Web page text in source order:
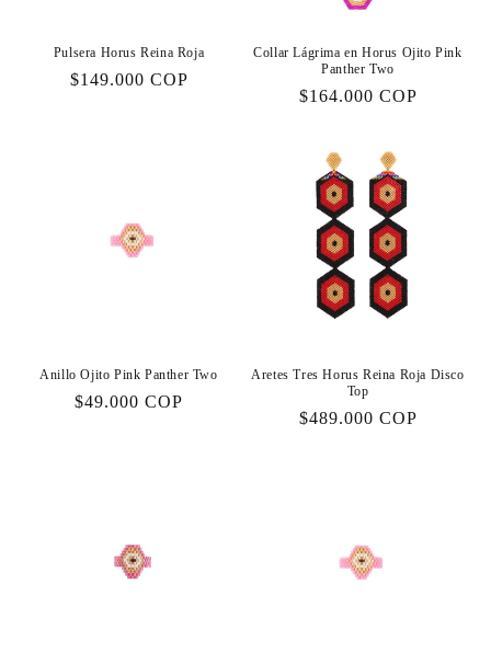
Pulsera Horus Reina Roja
Precio
$149.000 COP
Collar Lágrima en Horus Ojito Pink
Panther Two
Precio
$164.000 COP
Anillo Ojito Pink Panther Two
Precio
$49.000 COP
Aretes Tres Horus Reina Roja Disco
Top
Precio
$489.000 COP